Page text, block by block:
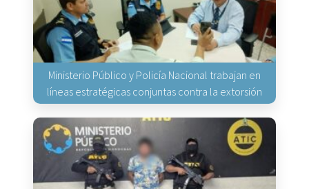
Ministerio Público y Policía Nacional trabajan en
líneas estratégicas conjuntas contra la extorsión